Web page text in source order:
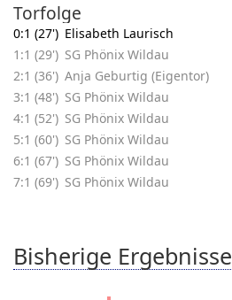
Torfolge
0:1 (27') Elisabeth Laurisch
1:1 (29') SG Phönix Wildau
2:1 (36') Anja Geburtig (Eigentor)
3:1 (48') SG Phönix Wildau
4:1 (52') SG Phönix Wildau
5:1 (60') SG Phönix Wildau
6:1 (67') SG Phönix Wildau
7:1 (69') SG Phönix Wildau
Bisherige Ergebnisse